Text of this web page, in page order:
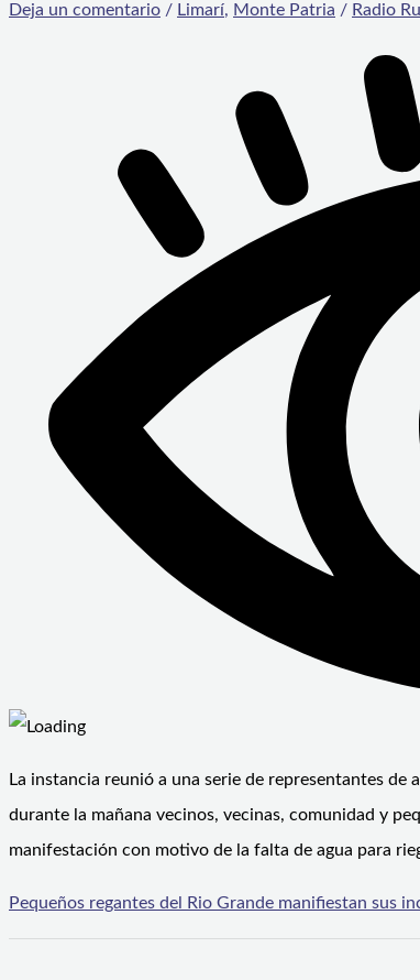
Deja un comentario / Limarí, Monte Patria / Radio
La instancia reunió a una serie de representantes
durante la mañana vecinos, vecinas, comunidad y
manifestación con motivo de la falta de agua para
Pequeños regantes del Rio Grande manifiestan sus